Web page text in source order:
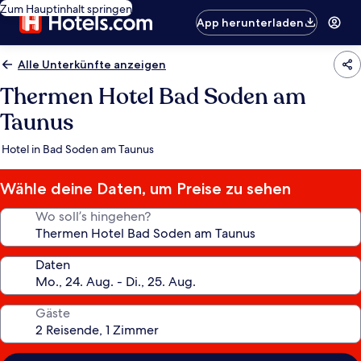
Zum Hauptinhalt springen
App herunterladen
Alle Unterkünfte anzeigen
Thermen Hotel Bad Soden am
Taunus
Hotel in Bad Soden am Taunus
Wähle deine Daten, um Preise zu sehen
Wo soll’s hingehen?
Daten
Gäste